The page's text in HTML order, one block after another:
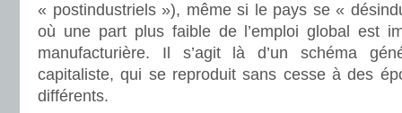
« postindustriels »), même si le pays se «
où une part plus faible de l’emploi global est
manufacturière. Il s’agit là d’un schéma
capitaliste, qui se reproduit sans cesse à des
différents.